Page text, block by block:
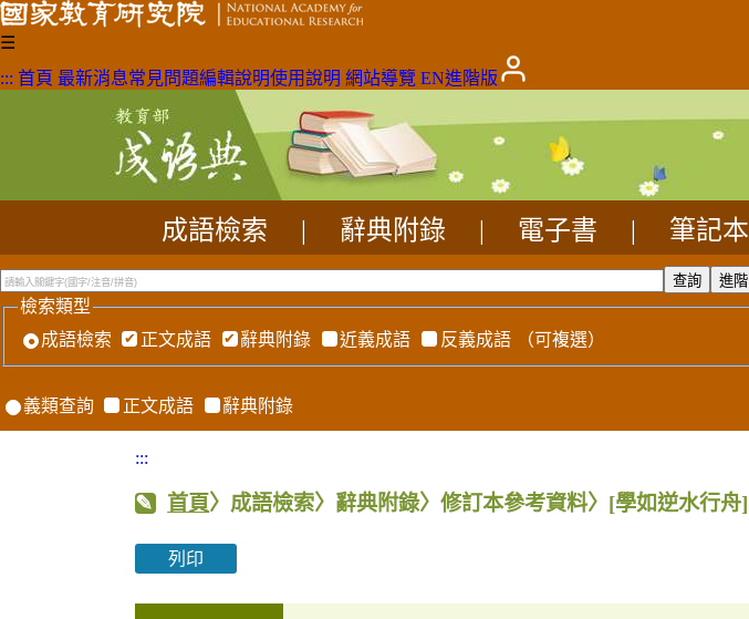
☰
::: 首頁 最新消息常見問題編輯說明使用說明 網站導覽 EN進階版
成語檢索 辭典附錄 電子書 筆記本
檢索類型
成語檢索
正文成語 辭典附錄 近義成語 反義成語 （可複選）
義類查詢 正文成語 辭典附錄
:::
首頁〉成語檢索〉辭典附錄〉修訂本參考資料〉 [學如逆水行舟]
列印